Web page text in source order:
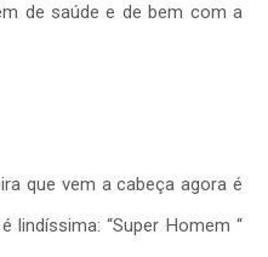
de saúde e de bem com a
que vem a cabeça agora é
lindíssima: “Super Homem “